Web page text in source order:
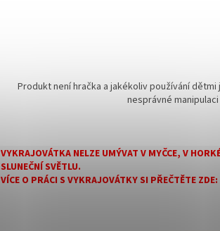
Produkt není hračka a jakékoliv používání
nesprávné
VYKRAJOVÁTKA NELZE UMÝVAT V MYČCE, V
SLUNEČNÍ SVĚTLU.
VÍCE O PRÁCI S VYKRAJOVÁTKY SI PŘEČTĚTE ZDE: